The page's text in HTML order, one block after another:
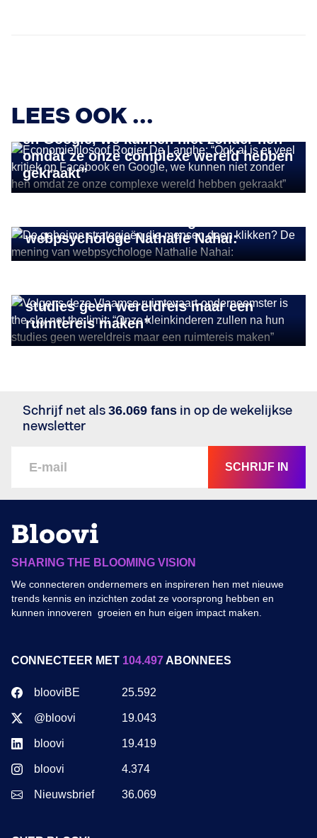
LEES OOK ...
Economiefilosoof Rogier De Langhe:
“Ook al is er veel kritiek op Facebook
en Google, we kunnen niet zonder hen
omdat ze onze complexe wereld hebben
gekraakt”
INSIGHTS
webpsychologe Nathalie Nahai:
INSIGHTS
Volgens deze Vlaamse ruimtevaart-
studies geen wereldreis maar een
ruimtereis maken”
Schrijf net als 36.069 fans in op de wekelijkse
newsletter
SCHRIJF IN
SHARING THE BLOOMING VISION
We connecteren ondernemers en inspireren hen met nieuwe
trends kennis en inzichten zodat ze voorsprong hebben en
kunnen innoveren groeien en hun eigen impact maken.
CONNECTEER MET 104.497ABONNEES
blooviBE 25.592
@bloovi 19.043
bloovi 19.419
bloovi 4.374
Nieuwsbrief 36.069